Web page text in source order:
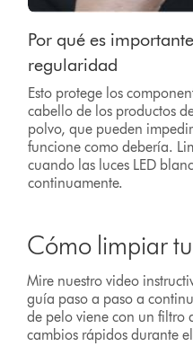
Por qué es
regularidad
Esto protege los
cabello de los productos
polvo, que pueden
funcione como debería.
cuando las luces LED
continuamente.
Cómo limpiar
Mire nuestro video
guía paso a paso a
de pelo viene con un filtro
cambios rápidos durante